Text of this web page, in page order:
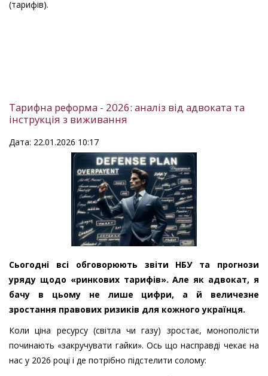
(тарифів).
Тарифна реформа - 2026: аналіз від адвоката та
інструкція з виживання
Дата: 22.01.2026 10:17
Сьогодні всі обговорюють звіти НБУ та прогнози
уряду щодо «ринкових тарифів». Але як адвокат, я
бачу в цьому не лише цифри, а й величезне
зростання правових ризиків для кожного українця.
Коли ціна ресурсу (світла чи газу) зростає, монополісти
починають «закручувати гайки». Ось що насправді чекає на
нас у 2026 році і де потрібно підстелити солому: